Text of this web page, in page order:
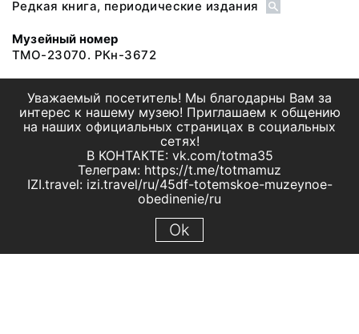
Редкая книга, периодические издания
Музейный номер
ТМО-23070. РКн-3672
Уважаемый посетитель! Мы благодарны Вам за
интерес к нашему музею! Приглашаем к общению
на наших официальных страницах в социальных
сетях!
В КОНТАКТЕ: vk.com/totma35
Телеграм: https://t.me/totmamuz
IZI.travel: izi.travel/ru/45df-totemskoe-muzeynoe-
obedinenie/ru
Ok